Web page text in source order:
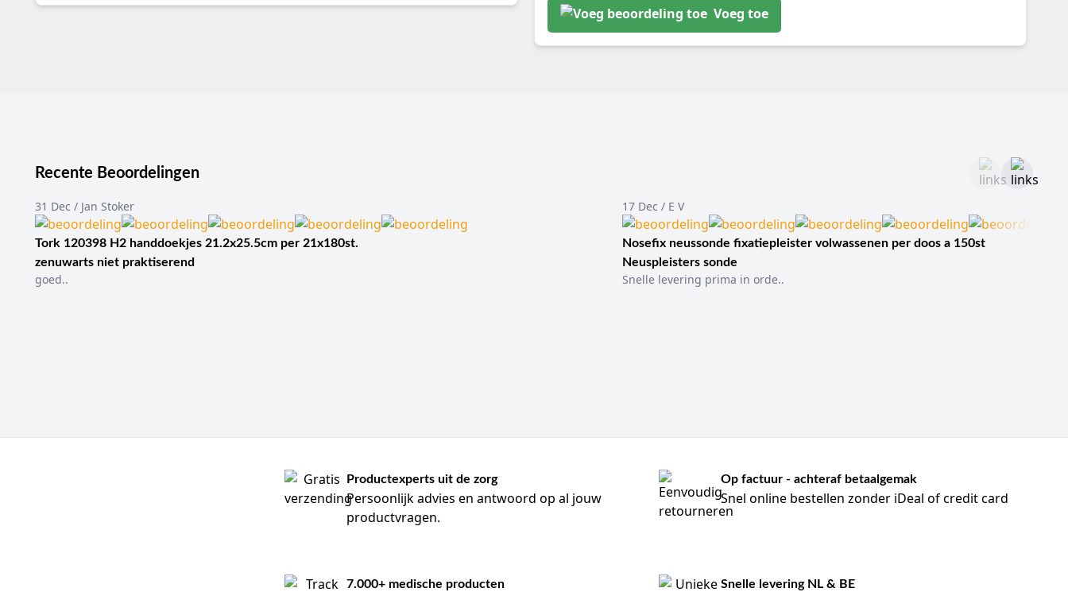
Voeg toe
Recente Beoordelingen
31 Dec / Jan Stoker
Tork 120398 H2 handdoekjes 21.2x25.5cm per 21x180st.
zenuwarts niet praktiserend
goed..
17 Dec / E V
Nosefix neussonde fixatiepleister volwassenen per doos a 150st
Neuspleisters sonde
Snelle levering prima in orde..
Productexperts uit de zorg
Persoonlijk advies en antwoord op al jouw
productvragen.
Op factuur - achteraf betaalgemak
Snel online bestellen zonder iDeal of credit card
7.000+ medische producten Snelle levering NL & BE